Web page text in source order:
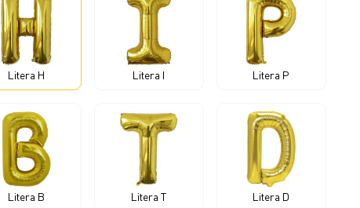
Litera H Litera I Litera P
Litera B Litera T Litera D